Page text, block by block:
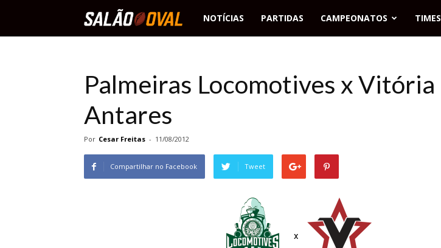
Salão
NOTÍCIAS PARTIDAS CAMPEONATOS TIMES
Palmeiras Locomotives x Vitória
Antares
Por Cesar Freitas - 11/08/2012
Compartilhar no Facebook Tweet
x